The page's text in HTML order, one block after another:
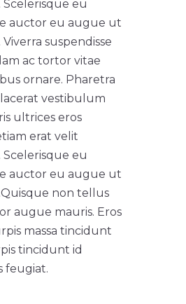
Scelerisque eu
auctor eu augue ut
suspendisse
ac tortor vitae
ornare. Pharetra
vestibulum
ultrices eros
erat velit
Scelerisque eu
auctor eu augue ut
Quisque non tellus
augue mauris. Eros
massa tincidunt
tincidunt id
feugiat.